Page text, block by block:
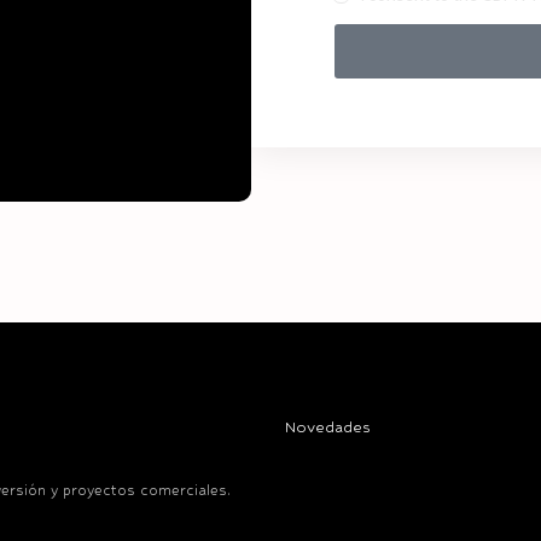
y proyectos comerciales.
Novedades